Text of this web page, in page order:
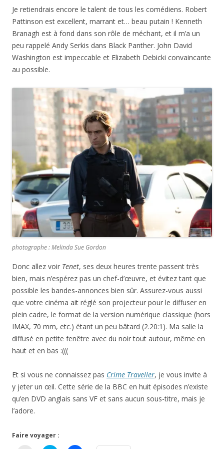
Je retiendrais encore le talent de tous les comédiens. Robert
Pattinson est excellent, marrant et… beau putain ! Kenneth
Branagh est à fond dans son rôle de méchant, et il m’a un
peu rappelé Andy Serkis dans Black Panther. John David
Washington est impeccable et Elizabeth Debicki convaincante
au possible.
photographe : Melinda Sue Gordon
Donc allez voir Tenet, ses deux heures trente passent très
bien, mais n’espérez pas un chef-d’œuvre, et évitez tant que
possible les bandes-annonces bien sûr. Assurez-vous aussi
que votre cinéma ait réglé son projecteur pour le diffuser en
plein cadre, le format de la version numérique classique (hors
IMAX, 70 mm, etc.) étant un peu bâtard (2.20:1). Ma salle la
diffusé en petite fenêtre avec du noir tout autour, même en
haut et en bas :(((
Et si vous ne connaissez pas Crime Traveller, je vous invite à
y jeter un œil. Cette série de la BBC en huit épisodes n’existe
qu’en DVD anglais sans VF et sans aucun sous-titre, mais je
l’adore.
Faire voyager :